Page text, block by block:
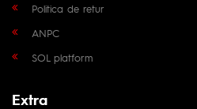
Politica de retur
ANPC
SOL platform
Extra